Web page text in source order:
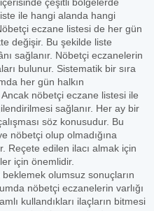
ile hangi alanda hangi
eczane listesi de her gün
değişir. Bu şekilde liste
sağlanır. Nöbetçi eczanelerin
bulunur. Sistematik bir sıra
her gün halkın
nöbetçi eczane listesi ile
sağlanır. Her ay bir
söz konusudur. Bu
nöbetçi olup olmadığına
Reçete edilen ilacı almak için
için önemlidir.
olumsuz sonuçların
nöbetçi eczanelerin varlığı
kullandıkları ilaçların bitmesi